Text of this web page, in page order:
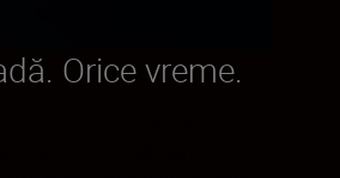
Orice vreme.